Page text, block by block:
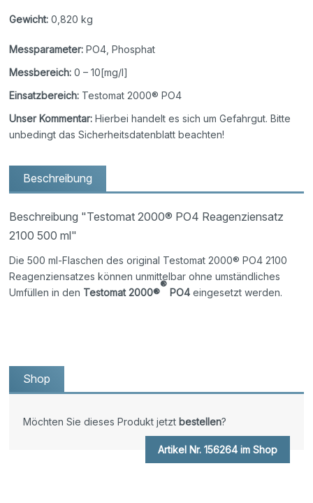
Gewicht: 0,820 kg
Messparameter: PO4, Phosphat
Messbereich: 0 – 10[mg/l]
Einsatzbereich: Testomat 2000® PO4
Unser Kommentar: Hierbei handelt es sich um Gefahrgut. Bitte
unbedingt das Sicherheitsdatenblatt beachten!
Beschreibung
Beschreibung "Testomat 2000® PO4 Reagenziensatz
2100 500 ml"
Die 500 ml-Flaschen des original Testomat 2000® PO4 2100
Reagenziensatzes können unmittelbar ohne umständliches
Umfüllen in den Testomat 2000®
®
PO4eingesetzt werden.
Shop
Möchten Sie dieses Produkt jetzt bestellen?
Artikel Nr. 156264 im Shop